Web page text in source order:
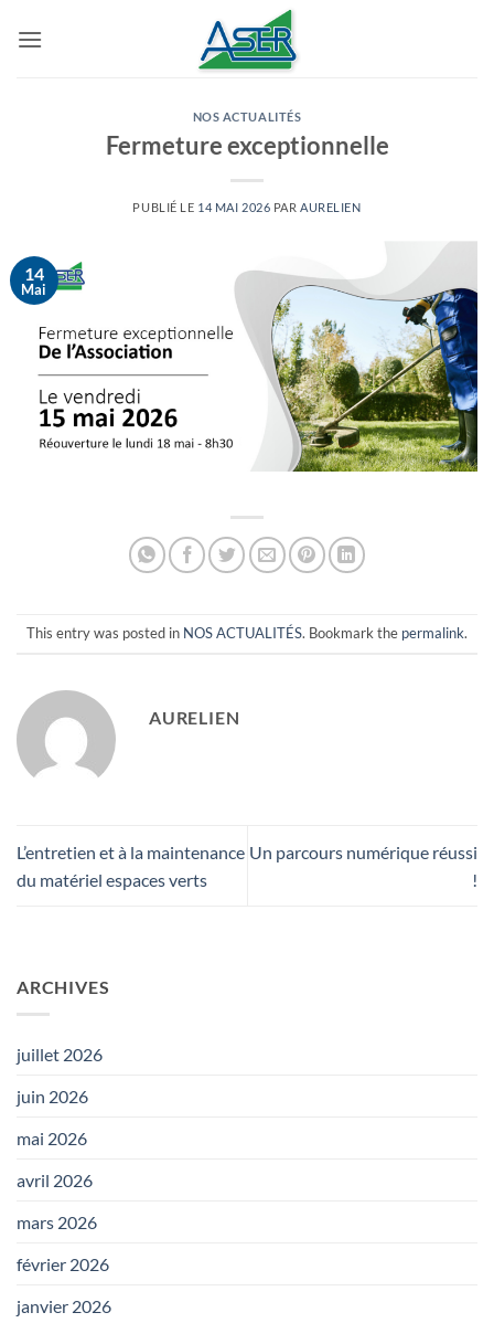
NOS ACTUALITÉS
Fermeture exceptionnelle
PUBLIÉ LE 14 MAI 2026 PAR AURELIEN
14
Mai
This entry was posted in NOS ACTUALITÉS. Bookmark the permalink.
AURELIEN
L’entretien et à la maintenance
du matériel espaces verts
Un parcours numérique réussi
!
ARCHIVES
juillet 2026
juin 2026
mai 2026
avril 2026
mars 2026
février 2026
janvier 2026